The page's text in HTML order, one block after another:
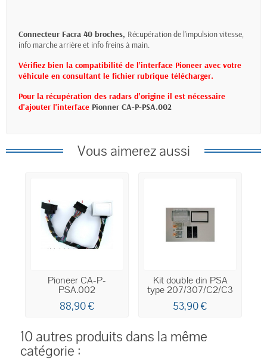
Connecteur Facra 40 broches, Récupération de l’impulsion vitesse,
info marche arrière et info freins à main.
Vérifiez bien la compatibilité de l’interface Pioneer avec votre
véhicule en consultant le fichier rubrique télécharger.
Pour la récupération des radars d'origine il est nécessaire
d'ajouter l'interface Pionner CA-P-PSA.002
Vous aimerez aussi
Pioneer CA-P-
PSA.002
88,90 €
Kit double din PSA
type 207/307/C2/C3
53,90 €
10 autres produits dans la même
catégorie :